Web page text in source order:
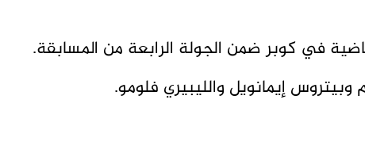
في كوبر ضمن الجولة الرابعة من المسابقة.
إيمانويل والليبيري فلومو.